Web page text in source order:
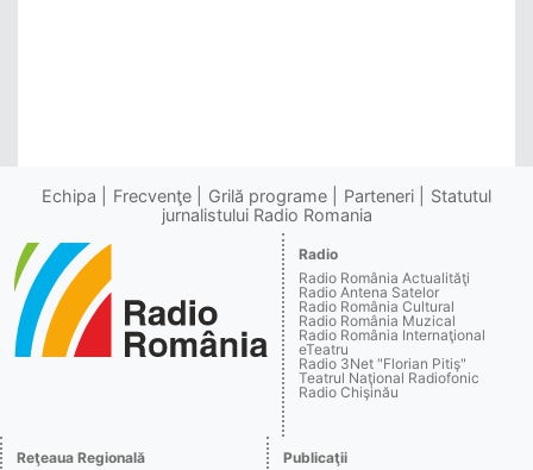
Echipa Frecvenţe Grilă programe Parteneri
Statutul
jurnalistului Radio Romania
Radio
Radio România Actualităţi
Radio Antena Satelor
Radio România Cultural
Radio România Muzical
Radio România Internaţional
eTeatru
Radio 3Net "Florian Pitiş"
Teatrul Naţional Radiofonic
Radio Chişinău
Reţeaua Regională
Publicaţii